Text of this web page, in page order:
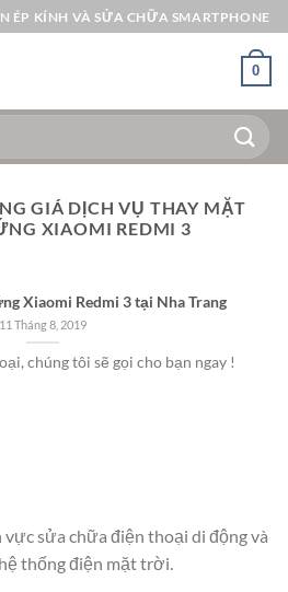
ÉP KÍNH VÀ SỬA CHỮA SMARTPHONE
0
GIÁ DỊCH VỤ THAY MẶT
XIAOMI REDMI 3
Xiaomi Redmi 3 tại Nha Trang
11 Tháng 8, 2019
chúng tôi sẽ gọi cho bạn ngay !
sửa chữa điện thoại di động và
thống điện mặt trời.